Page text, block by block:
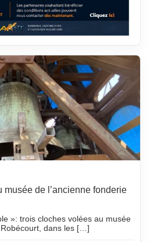
de l’ancienne fonderie
»: trois cloches volées au musée
Robécourt, dans les […]